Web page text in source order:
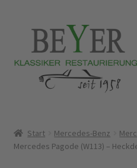
Navigation
springen
springen
AGB
Start Mercedes-Benz
Mercedes Pagode (W113) –